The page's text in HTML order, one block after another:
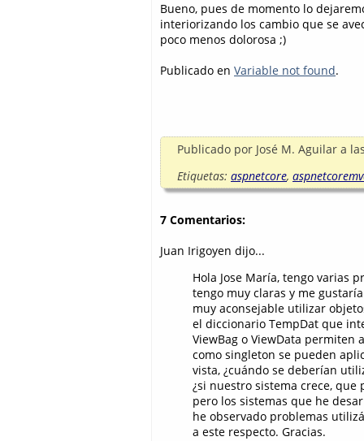
Bueno, pues de momento lo
interiorizando los cambio que se
poco menos dolorosa ;)
Publicado en Variable not found.
Publicado por José M. Aguilar a
Etiquetas: aspnetcore,
7 Comentarios:
Juan Irigoyen dijo...
Hola Jose María, tengo varias
tengo muy claras y me
muy aconsejable utilizar
el diccionario TempDat que
ViewBag o ViewData
como singleton se pueden
vista, ¿cuándo se deberían
¿si nuestro sistema crece,
pero los sistemas que he
he observado problemas
a este respecto. Gracias.